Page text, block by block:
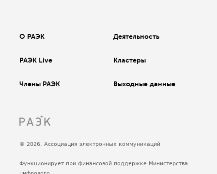
О РАЭК Деятельность
РАЭК Live Кластеры
Члены РАЭК Выходные данные
© 2026, Ассоциация электронных коммуникаций
Функционирует при финансовой поддержке Министерства